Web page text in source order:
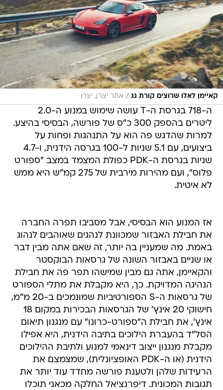
קאיימן לאלו שרוצים קורת גג / אתר יצרן, יצרן
ה-718 בגרסת ה-T עושה שימוש במנוע ה-2.0
ליטרים בהספק 300 כ"ס של פורשה, הבסיסי בהיצע.
למרות שהדגש פה הוא על התנהגות ופחות על
ביצועים, עם 5.1 שניות ל-100 בגרסה הידנית, ו-4.7
שניות בגרסת ה-PDK כפולת המצמד במצב "ספורט
פלוס", ועם מהירות מירבית של 275 קמ"ש היא ממש
לא איטית.
אז המנוע הוא הבסיסי, אבל מסביבו תפרה החברה
את חבילת האבזור שמכוונת לנהגים שאוהבים לנהוג
באמת. מה שמעניין בה יותר, זה שאם אתה מבין דבר
או שניים באבזור השונה של גרסאות הבוקסטר
והקאיימן, אתה גם מבין שמישהו תפר פה את חבילת
הנהיגה המדויקת. כך, היא מקבלת את מתלי הספורט
של גרסאות ה-S הספורטיביות שמונמכים ב-20 מ"מ,
חישוקי 20 אינץ' של הגרסאות הבכירות במקום 18
אינץ', את חבילת ה"ספורט-כרונו" עם מנגנון תיאום
הסל"ד בהעברת הילוכים בתיבה הידנית, היא אפילו
מקבלת מנגנון ייצוב דינאמי למנוע ולתיבת ההילוכים
הידנית (או ה-PDK האופציונלית), שמצמצם את
הרעידות שלהן ולטענת פורשה מחדד עוד יותר את
תגובות המכונית. דיפרנציאל החלקה מכאני תוכלו